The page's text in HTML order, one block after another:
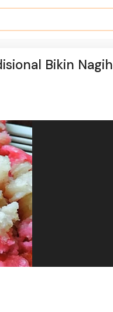
Bikin Nagih